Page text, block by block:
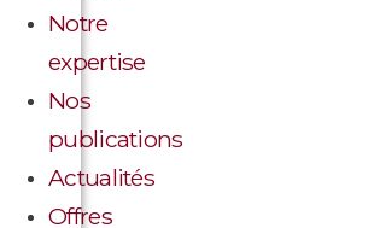
Notre
expertise
Nos
publications
Actualités
Offres